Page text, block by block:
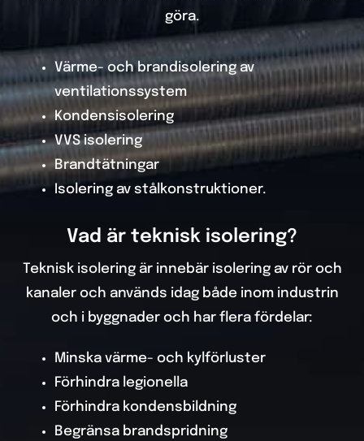
göra.
Värme- och brandisolering av
ventilationssystem
Kondensisolering
VVS isolering
Brandtätningar
Isolering av stålkonstruktioner.
Vad är teknisk isolering?
Teknisk isolering är innebär isolering av rör och
kanaler och används idag både inom industrin
och i byggnader och har flera fördelar:
Minska värme- och kylförluster
Förhindra legionella
Förhindra kondensbildning
Begränsa brandspridning